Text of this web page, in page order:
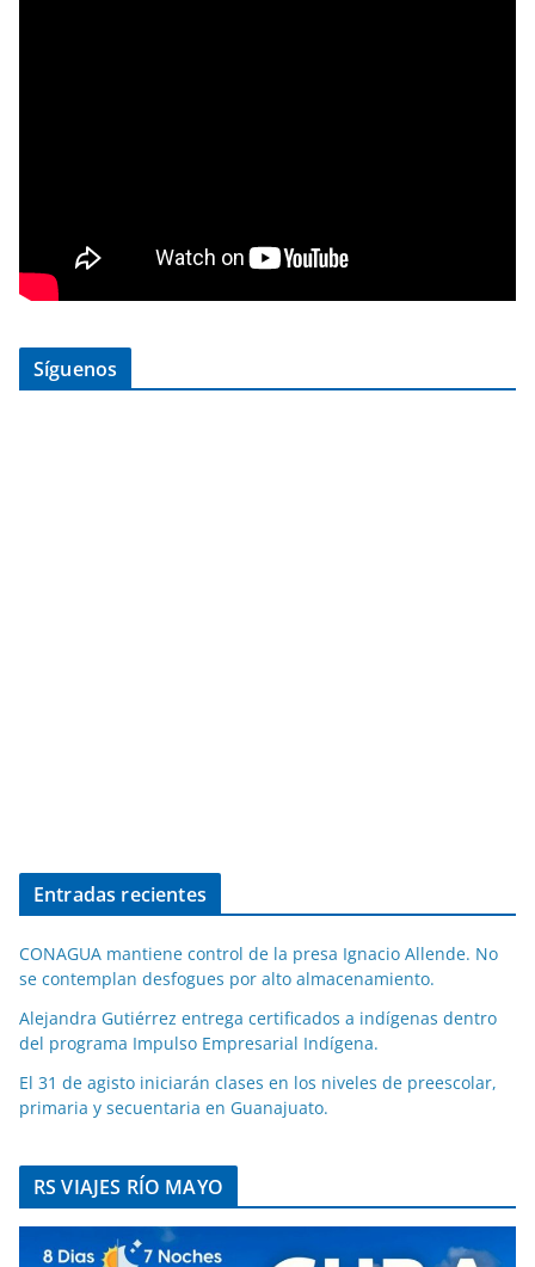
Síguenos
Entradas recientes
CONAGUA mantiene control de la presa Ignacio Allende. No
se contemplan desfogues por alto almacenamiento.
Alejandra Gutiérrez entrega certificados a indígenas dentro
del programa Impulso Empresarial Indígena.
El 31 de agisto iniciarán clases en los niveles de preescolar,
primaria y secuentaria en Guanajuato.
RS VIAJES RÍO MAYO